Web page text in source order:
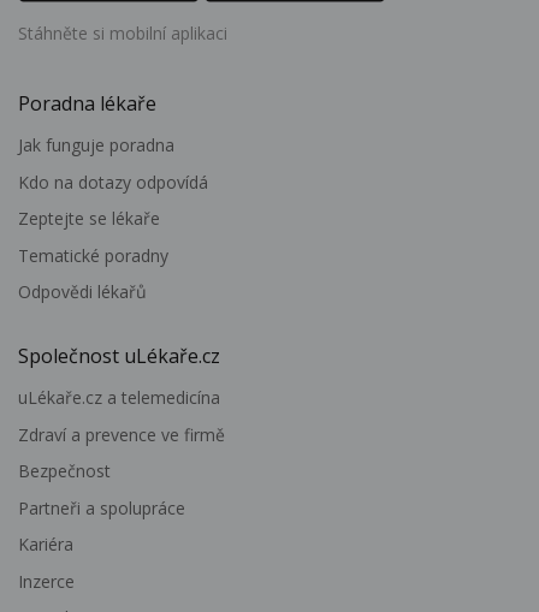
Stáhněte si mobilní aplikaci
Poradna lékaře
Jak funguje poradna
Kdo na dotazy odpovídá
Zeptejte se lékaře
Tematické poradny
Odpovědi lékařů
Společnost uLékaře.cz
uLékaře.cz a telemedicína
Zdraví a prevence ve firmě
Bezpečnost
Partneři a spolupráce
Kariéra
Inzerce